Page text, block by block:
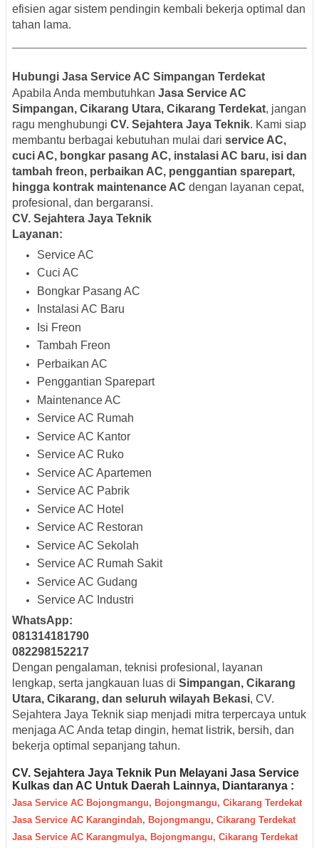
efisien agar sistem pendingin kembali bekerja optimal dan
tahan lama.
Hubungi Jasa Service AC Simpangan Terdekat
Apabila Anda membutuhkan Jasa Service AC
Simpangan, Cikarang Utara, Cikarang Terdekat, jangan
ragu menghubungi CV. Sejahtera Jaya Teknik. Kami siap
membantu berbagai kebutuhan mulai dari service AC,
cuci AC, bongkar pasang AC, instalasi AC baru, isi dan
tambah freon, perbaikan AC, penggantian sparepart,
hingga kontrak maintenance AC dengan layanan cepat,
profesional, dan bergaransi.
CV. Sejahtera Jaya Teknik
Layanan:
Service AC
Cuci AC
Bongkar Pasang AC
Instalasi AC Baru
Isi Freon
Tambah Freon
Perbaikan AC
Penggantian Sparepart
Maintenance AC
Service AC Rumah
Service AC Kantor
Service AC Ruko
Service AC Apartemen
Service AC Pabrik
Service AC Hotel
Service AC Restoran
Service AC Sekolah
Service AC Rumah Sakit
Service AC Gudang
Service AC Industri
WhatsApp:
081314181790
082298152217
Dengan pengalaman, teknisi profesional, layanan
lengkap, serta jangkauan luas di Simpangan, Cikarang
Utara, Cikarang, dan seluruh wilayah Bekasi, CV.
Sejahtera Jaya Teknik siap menjadi mitra terpercaya untuk
menjaga AC Anda tetap dingin, hemat listrik, bersih, dan
bekerja optimal sepanjang tahun.
CV. Sejahtera Jaya Teknik Pun Melayani Jasa Service
Kulkas dan AC Untuk Daerah Lainnya, Diantaranya :
Jasa Service AC Bojongmangu, Bojongmangu, Cikarang Terdekat
Jasa Service AC Karangindah, Bojongmangu, Cikarang Terdekat
Jasa Service AC Karangmulya, Bojongmangu, Cikarang Terdekat